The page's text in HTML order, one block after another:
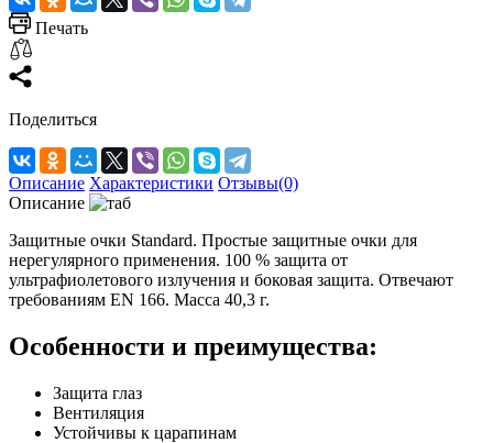
Печать
Поделиться
Описание Характеристики Отзывы(0)
Описание
Защитные очки Standard. Простые защитные очки для
нерегулярного применения. 100 % защита от
ультрафиолетового излучения и боковая защита. Отвечают
требованиям EN 166. Масса 40,3 г.
Особенности и преимущества:
Защита глаз
Вентиляция
Устойчивы к царапинам